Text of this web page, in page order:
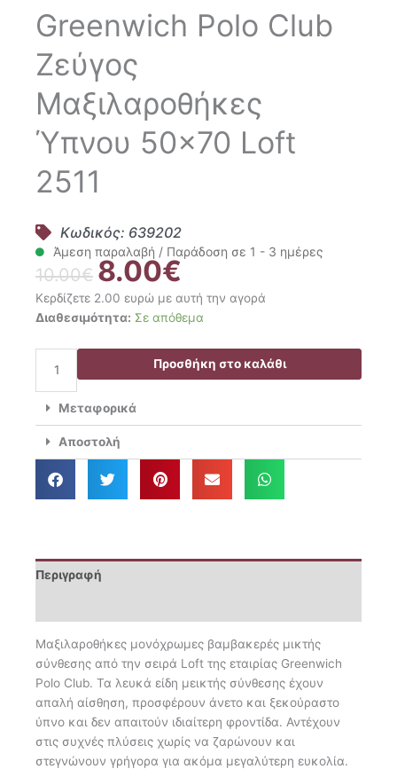
Greenwich Polo Club
Ζεύγος
Μαξιλαροθήκες
Ύπνου 50×70 Loft
2511
Κωδικός: 639202
Άμεση παραλαβή / Παράδοση σε 1 - 3 ημέρες
10.00€ Original
price
was:
10.00€.
8.00€
τρέχουσα
τιμή
είναι:
8.00€.
Κερδίζετε 2.00 ευρώ με αυτή την αγορά
Διαθεσιμότητα: Σε απόθεμα
Greenwich
Ζεύγος
Μαξιλαροθήκες
Ύπνου
2511
Προσθήκη στο καλάθι
Μεταφορικά
Αποστολή
Περιγραφή
Μαξιλαροθήκες μονόχρωμες βαμβακερές μικτής
σύνθεσης από την σειρά Loft της εταιρίας Greenwich
Polo Club. Τα λευκά είδη μεικτής σύνθεσης έχουν
απαλή αίσθηση, προσφέρουν άνετο και ξεκούραστο
ύπνο και δεν απαιτούν ιδιαίτερη φροντίδα. Αντέχουν
στις συχνές πλύσεις χωρίς να ζαρώνουν και
στεγνώνουν γρήγορα για ακόμα μεγαλύτερη ευκολία.